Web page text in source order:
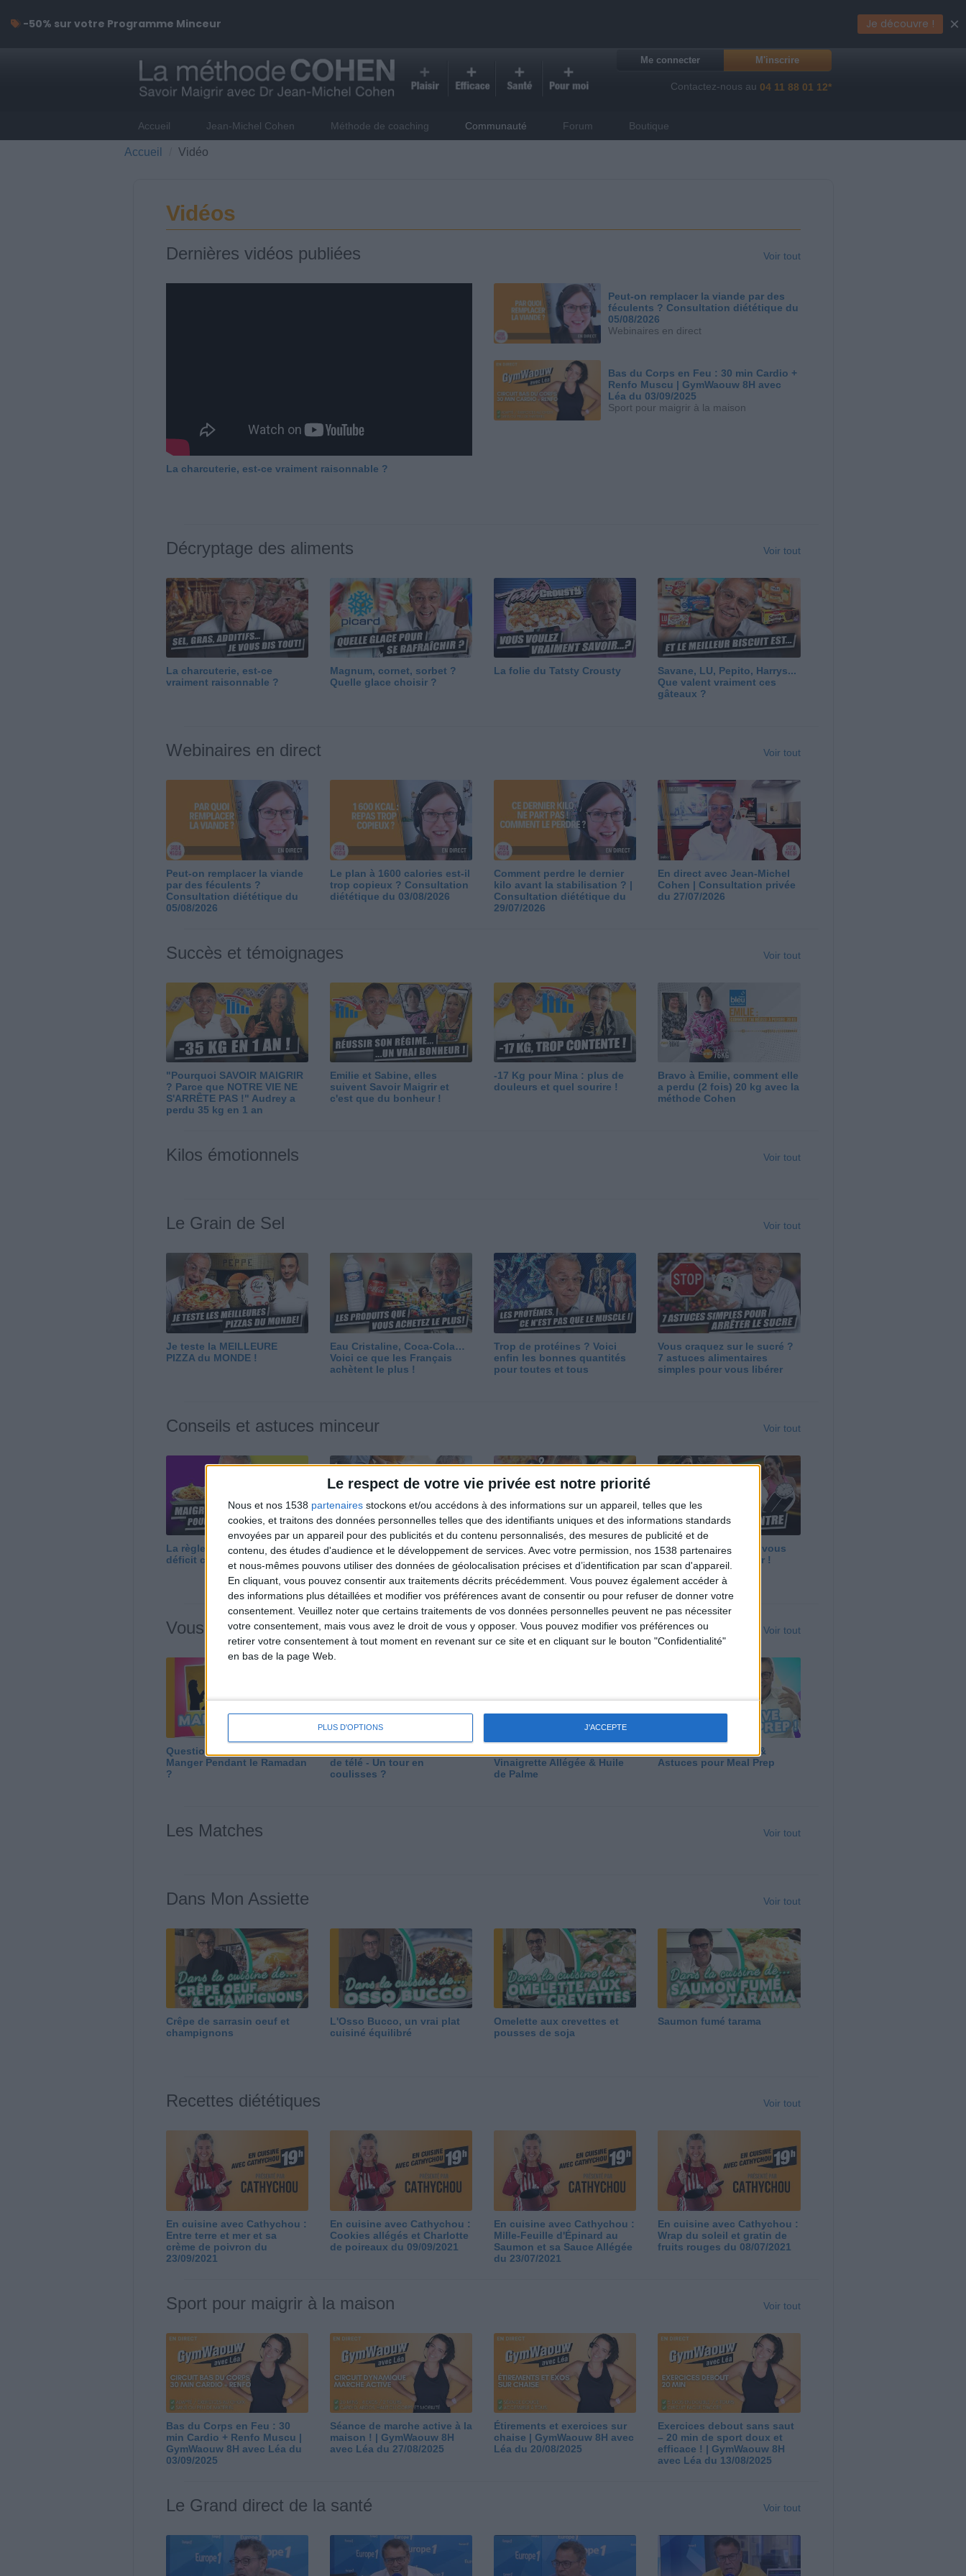
Le respect de votre vie privée est notre priorité
Nous et nos 1538 partenaires stockons et/ou accédons à des informations sur un appareil, telles que les
cookies, et traitons des données personnelles telles que des identifiants uniques et des informations standards
envoyées par un appareil pour des publicités et du contenu personnalisés, des mesures de publicité et de
contenu, des études d'audience et le développement de services. Avec votre permission, nos 1538 partenaires
et nous-mêmes pouvons utiliser des données de géolocalisation précises et d’identification par scan d'appareil.
En cliquant, vous pouvez consentir aux traitements décrits précédemment. Vous pouvez également accéder à
des informations plus détaillées et modifier vos préférences avant de consentir ou pour refuser de donner votre
consentement. Veuillez noter que certains traitements de vos données personnelles peuvent ne pas nécessiter
votre consentement, mais vous avez le droit de vous y opposer. Vous pouvez modifier vos préférences ou
retirer votre consentement à tout moment en revenant sur ce site et en cliquant sur le bouton "Confidentialité"
en bas de la page Web.
PLUS D'OPTIONS J'ACCEPTE
Me connecter M'inscrire
Contactez-nous au 04 11 88 01 12*
Accueil Jean-Michel Cohen Méthode de coaching Communauté Forum Boutique
Accueil Vidéo
Vidéos
Dernières vidéos publiées Voir tout
La charcuterie, est-ce vraiment raisonnable ?
Peut-on remplacer la viande par des
féculents ? Consultation diététique du
05/08/2026
Webinaires en direct
Bas du Corps en Feu : 30 min Cardio +
Renfo Muscu | GymWaouw 8H avec
Léa du 03/09/2025
Sport pour maigrir à la maison
Décryptage des aliments Voir tout
La charcuterie, est-ce
vraiment raisonnable ?
Magnum, cornet, sorbet ?
Quelle glace choisir ?
La folie du Tatsty Crousty
Savane, LU, Pepito, Harrys...
Que valent vraiment ces
gâteaux ?
Webinaires en direct Voir tout
Peut-on remplacer la viande
par des féculents ?
Consultation diététique du
05/08/2026
Le plan à 1600 calories est-il
trop copieux ? Consultation
diététique du 03/08/2026
Comment perdre le dernier
kilo avant la stabilisation ? |
Consultation diététique du
29/07/2026
En direct avec Jean-Michel
Cohen | Consultation privée
du 27/07/2026
Succès et témoignages Voir tout
"Pourquoi SAVOIR MAIGRIR
? Parce que NOTRE VIE NE
S'ARRÊTE PAS !" Audrey a
perdu 35 kg en 1 an
Emilie et Sabine, elles
suivent Savoir Maigrir et
c'est que du bonheur !
-17 Kg pour Mina : plus de
douleurs et quel sourire !
Bravo à Emilie, comment elle
a perdu (2 fois) 20 kg avec la
méthode Cohen
Kilos émotionnels Voir tout
Le Grain de Sel Voir tout
Je teste la MEILLEURE
PIZZA du MONDE !
Eau Cristaline, Coca-Cola…
Voici ce que les Français
achètent le plus !
Trop de protéines ? Voici
enfin les bonnes quantités
pour toutes et tous
Vous craquez sur le sucré ?
7 astuces alimentaires
simples pour vous libérer
Conseils et astuces minceur Voir tout
La règle N°1 pour maigrir : le
déficit calorique
Perdre 10 kg : ma méthode
est imparable
Et après la perte de poids ?
Je fais comment ?
Maigrir vite ? Ce que vous
devez vraiment savoir !
Vous m'avez demandé Voir tout
Question/Réponse : Que
Manger Pendant le Ramadan
?
de télé - Un tour en
coulisses ?
Vinaigrette Allégée & Huile
de Palme
Panga, Huile d'Olive &
Astuces pour Meal Prep
Les Matches Voir tout
Dans Mon Assiette Voir tout
Crêpe de sarrasin oeuf et
champignons
L'Osso Bucco, un vrai plat
cuisiné équilibré
Omelette aux crevettes et
pousses de soja
Saumon fumé tarama
Recettes diététiques Voir tout
En cuisine avec Cathychou :
Entre terre et mer et sa
crème de poivron du
23/09/2021
En cuisine avec Cathychou :
Cookies allégés et Charlotte
de poireaux du 09/09/2021
En cuisine avec Cathychou :
Mille-Feuille d'Épinard au
Saumon et sa Sauce Allégée
du 23/07/2021
En cuisine avec Cathychou :
Wrap du soleil et gratin de
fruits rouges du 08/07/2021
Sport pour maigrir à la maison Voir tout
Bas du Corps en Feu : 30
min Cardio + Renfo Muscu |
GymWaouw 8H avec Léa du
03/09/2025
Séance de marche active à la
maison ! | GymWaouw 8H
avec Léa du 27/08/2025
Étirements et exercices sur
chaise | GymWaouw 8H avec
Léa du 20/08/2025
Exercices debout sans saut
– 20 min de sport doux et
efficace ! | GymWaouw 8H
avec Léa du 13/08/2025
Le Grand direct de la santé Voir tout
-50% sur votre Programme Minceur Je découvre ! ×